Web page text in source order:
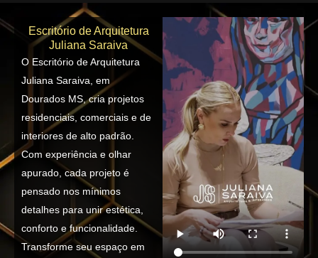
Escritório de Arquitetura
Juliana Saraiva
O Escritório de Arquitetura
Juliana Saraiva, em
Dourados MS, cria projetos
residenciais, comerciais e de
interiores de alto padrão.
Com experiência e olhar
apurado, cada projeto é
pensado nos mínimos
detalhes para unir estética,
conforto e funcionalidade.
Transforme seu espaço em